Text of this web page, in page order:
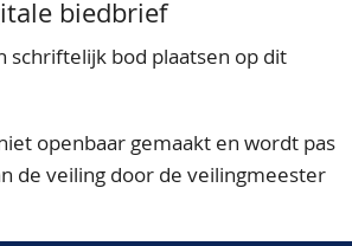
biedbrief
schriftelijk bod plaatsen op dit
openbaar gemaakt en wordt pas
de veiling door de veilingmeester